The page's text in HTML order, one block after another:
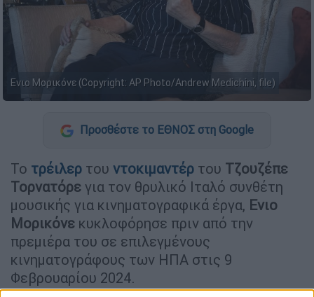
Ενιο Μορικόνε (Copyright: AP Photo/Andrew Medichini, file)
Προσθέστε το ΕΘΝΟΣ στη Google
Το τρέιλερ του ντοκιμαντέρ του Τζουζέπε
Τορνατόρε για τον θρυλικό Ιταλό συνθέτη
μουσικής για κινηματογραφικά έργα, Ενιο
Μορικόνε κυκλοφόρησε πριν από την
πρεμιέρα του σε επιλεγμένους
κινηματογράφους των ΗΠΑ στις 9
Φεβρουαρίου 2024.